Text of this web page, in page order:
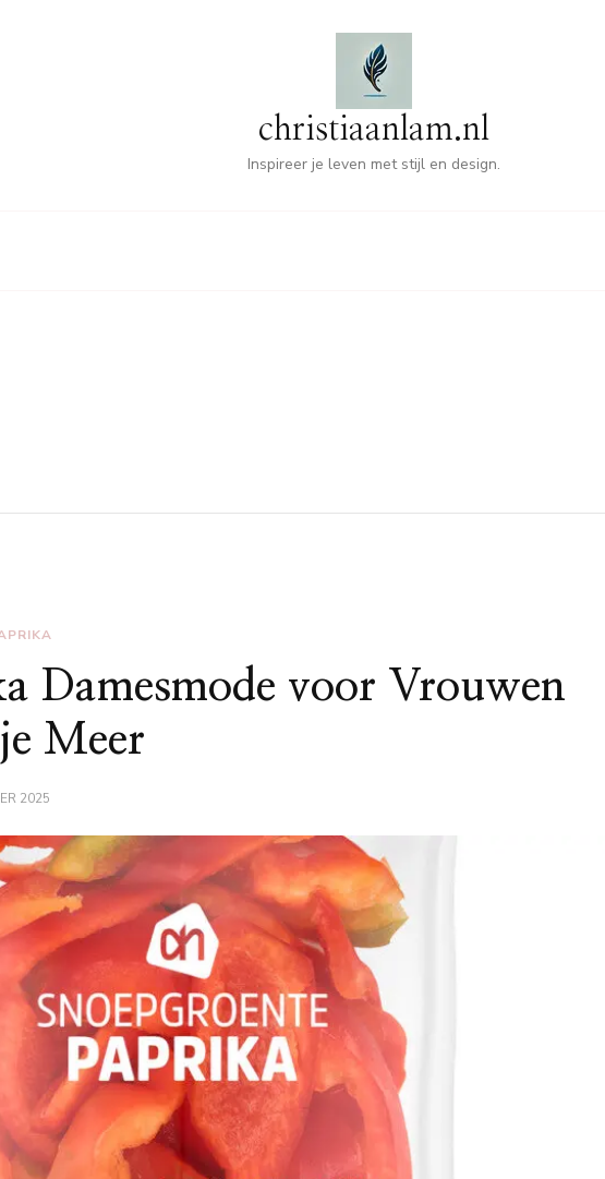
christiaanlam.nl
Inspireer je leven met stijl en design.
Damesmode voor Vrouwen
Meer
2025